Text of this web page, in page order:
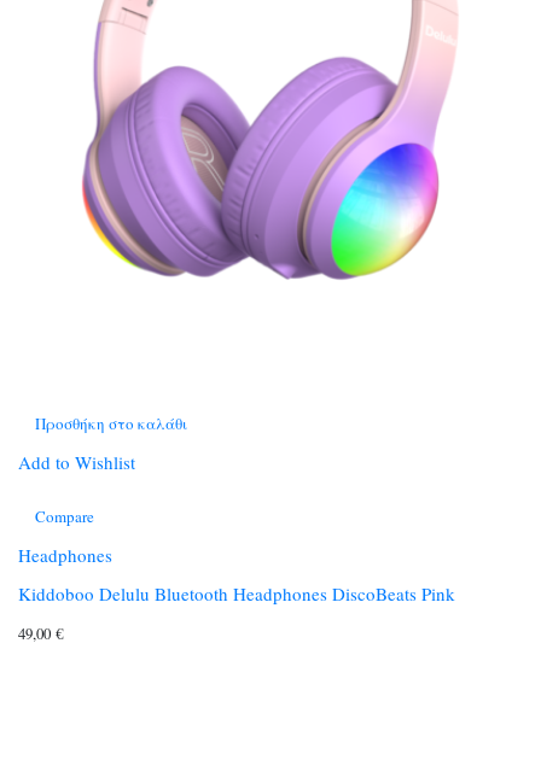
Προσθήκη στο καλάθι
Add to Wishlist
Compare
Headphones
Kiddoboo Delulu Bluetooth Headphones DiscoBeats Pink
49,00 €